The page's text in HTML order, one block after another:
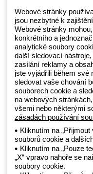
Beghelli je součástí
GEWISS LightZone, kde
transformují komplexitu do
koncové zákazníky v
GEWISS
+420 531
Zásady ochrany osobních
Zásady používání
Obchodní podmínky
Všechny zásady
Webové stránky
jsou nezbytné k
Webové stránky
konkrétního a
analytické soubory
další sledovací
zasílání reklamy a
jste vyjádřili během své
sledovat vaše chování
souborech cookie a
na webových
všemi nebo některými
zásadách používání
Kliknutím na
souborů cookie a
Kliknutím na „Pouze
„X“ vpravo nahoře se
soubory cookie.